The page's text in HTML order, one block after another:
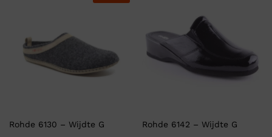
Rohde 6130 – Wijdte G Rohde 6142 – Wijdte G